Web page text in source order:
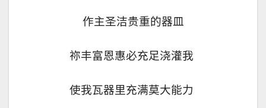
作主圣洁贵重的器皿
祢丰富恩惠必充足浇灌我
使我瓦器里充满莫大能力